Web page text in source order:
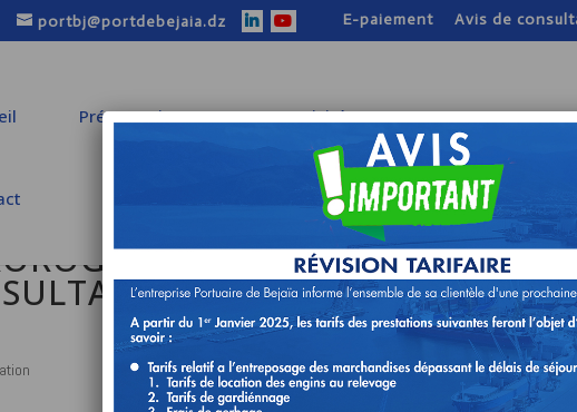
portbj@portdebejaia.dz E-paiement Avis de
Présentation Nos activités Nos atouts
DE DELAI RELATIF A
N° 26/DA/2023